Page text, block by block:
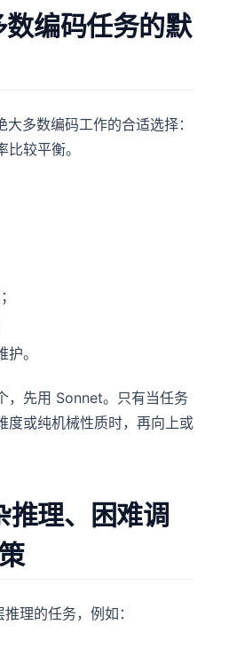
编码任务的默
多数编码工作的合适选择：
较平衡。
。
，先用 Sonnet。只有当任务
度或纯机械性质时，再向上或
理、困难调
理的任务，例如：